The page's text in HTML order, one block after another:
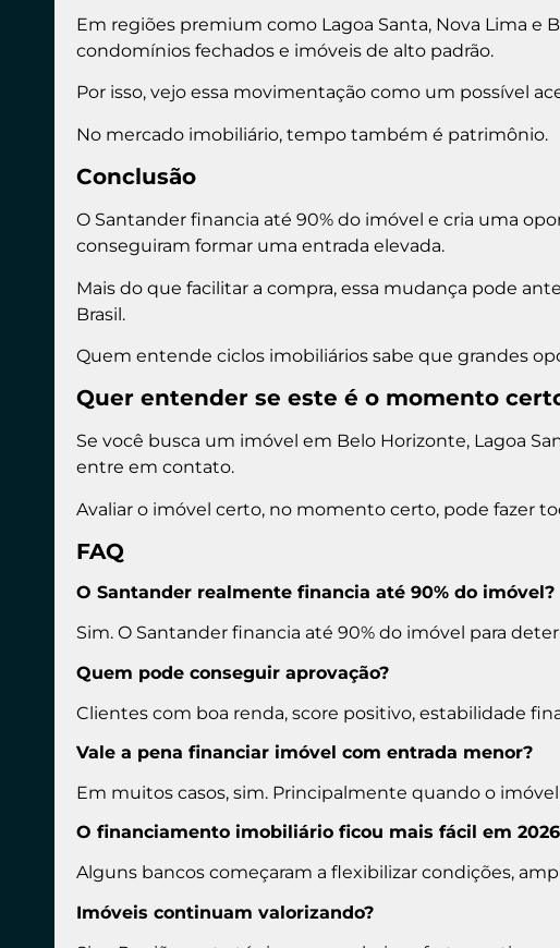
Em regiões premium como Lagoa Santa, Nova Lima
condomínios fechados e imóveis de alto padrão.
Por isso, vejo essa movimentação como um possível
No mercado imobiliário, tempo também é patrimônio.
Conclusão
O Santander financia até 90% do imóvel e cria uma
conseguiram formar uma entrada elevada.
Mais do que facilitar a compra, essa mudança pode
Brasil.
Quem entende ciclos imobiliários sabe que grandes
Quer entender se este é o momento
Se você busca um imóvel em Belo Horizonte, Lagoa
entre em contato.
Avaliar o imóvel certo, no momento certo, pode fazer
FAQ
O Santander realmente financia até 90% do imóvel?
Sim. O Santander financia até 90% do imóvel para
Quem pode conseguir aprovação?
Clientes com boa renda, score positivo, estabilidade
Vale a pena financiar imóvel com entrada menor?
Em muitos casos, sim. Principalmente quando o imóvel
O financiamento imobiliário ficou mais fácil em
Alguns bancos começaram a flexibilizar condições,
Imóveis continuam valorizando?